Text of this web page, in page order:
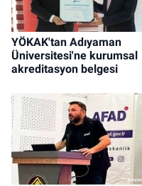
YÖKAK'tan Adıyaman
Üniversitesi'ne kurumsal
akreditasyon belgesi